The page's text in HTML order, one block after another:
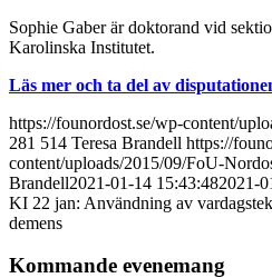
Sophie Gaber är doktorand vid
Karolinska Institutet.
Läs mer och ta del av
https://founordost.se/wp-content/
281 514 Teresa Brandell https://
content/uploads/2015/09/FoU-
Brandell2021-01-14 15:43:482021-
KI 22 jan: Användning av
demens
Kommande evenemang